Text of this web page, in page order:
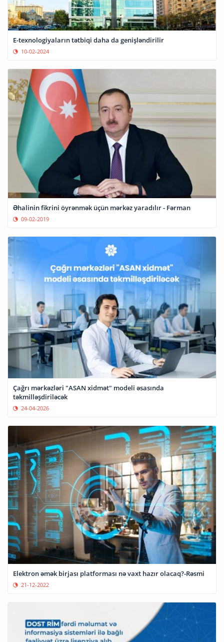
E-texnologiyaların tətbiqi daha da genişləndirilir
10-02-2024
Əhalinin fikrini öyrənmək üçün mərkəz yaradılır - Fərman
09-02-2019
Çağrı mərkəzləri "ASAN xidmət" modeli əsasında
təkmilləşdiriləcək
24-04-2026
Elektron əmək birjası platforması nə vaxt hazır olacaq?-Rəsmi
21-12-2022